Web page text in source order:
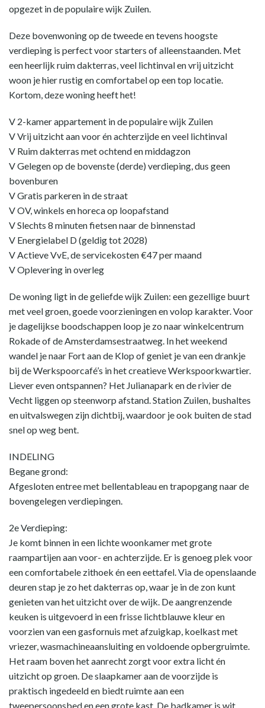
opgezet in de populaire wijk Zuilen.
Deze bovenwoning op de tweede en tevens hoogste
verdieping is perfect voor starters of alleenstaanden. Met
een heerlijk ruim dakterras, veel lichtinval en vrij uitzicht
woon je hier rustig en comfortabel op een top locatie.
Kortom, deze woning heeft het!
V 2-kamer appartement in de populaire wijk Zuilen
V Vrij uitzicht aan voor én achterzijde en veel lichtinval
V Ruim dakterras met ochtend en middagzon
V Gelegen op de bovenste (derde) verdieping, dus geen
bovenburen
V Gratis parkeren in de straat
V OV, winkels en horeca op loopafstand
V Slechts 8 minuten fietsen naar de binnenstad
V Energielabel D (geldig tot 2028)
V Actieve VvE, de servicekosten €47 per maand
V Oplevering in overleg
De woning ligt in de geliefde wijk Zuilen: een gezellige buurt
met veel groen, goede voorzieningen en volop karakter. Voor
je dagelijkse boodschappen loop je zo naar winkelcentrum
Rokade of de Amsterdamsestraatweg. In het weekend
wandel je naar Fort aan de Klop of geniet je van een drankje
bij de Werkspoorcafé’s in het creatieve Werkspoorkwartier.
Liever even ontspannen? Het Julianapark en de rivier de
Vecht liggen op steenworp afstand. Station Zuilen, bushaltes
en uitvalswegen zijn dichtbij, waardoor je ook buiten de stad
snel op weg bent.
INDELING
Begane grond:
Afgesloten entree met bellentableau en trapopgang naar de
bovengelegen verdiepingen.
2e Verdieping:
Je komt binnen in een lichte woonkamer met grote
raampartijen aan voor- en achterzijde. Er is genoeg plek voor
een comfortabele zithoek én een eettafel. Via de openslaande
deuren stap je zo het dakterras op, waar je in de zon kunt
genieten van het uitzicht over de wijk. De aangrenzende
keuken is uitgevoerd in een frisse lichtblauwe kleur en
voorzien van een gasfornuis met afzuigkap, koelkast met
vriezer, wasmachineaansluiting en voldoende opbergruimte.
Het raam boven het aanrecht zorgt voor extra licht én
uitzicht op groen. De slaapkamer aan de voorzijde is
praktisch ingedeeld en biedt ruimte aan een
tweepersoonsbed en een grote kast. De badkamer is wit